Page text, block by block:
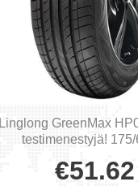
Linglong GreenMax
testimenestyjä!
€51.62